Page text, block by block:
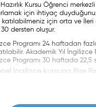
Kursu Öğrenci
için ihtiyaç
katılabilmeniz için orta ve
dersten oluşur.
Programı 24 haftadan
Akademik Yıl
Programı 30 haftada
İngilizce kursuna Bire
ilgiye dayalı bu